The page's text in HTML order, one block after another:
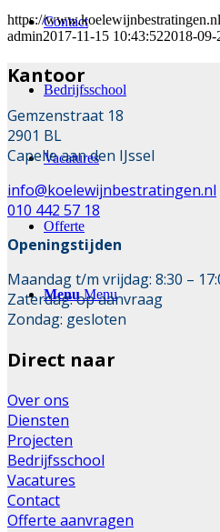
Contact
Bedrijfsschool
Vacatures
Offerte
Menu Menu
https://
admin2017-11-15 10:43:522018-
Kantoor
Gemzenstraat 18
2901 BL
Capelle aan den IJssel
info@koelewijnbestratingen.nl
010 442 57 18
Openingstijden
Maandag t/m vrijdag: 8:30 –
Zaterdag: op aanvraag
Zondag: gesloten
Direct naar
Over ons
Diensten
Projecten
Bedrijfsschool
Vacatures
Contact
Offerte aanvragen